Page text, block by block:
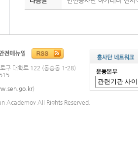
구 대학로 122 (동숭동 1-28)
)
Academoy All Rights Reserved.